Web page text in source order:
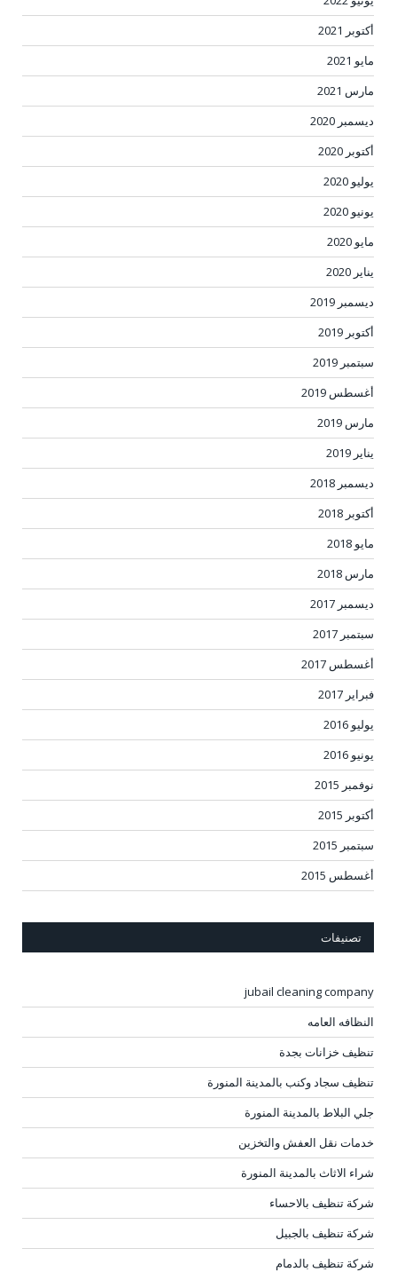
أكتوبر 2021
مايو 2021
مارس 2021
ديسمبر 2020
أكتوبر 2020
يوليو 2020
يونيو 2020
مايو 2020
يناير 2020
ديسمبر 2019
أكتوبر 2019
سبتمبر 2019
أغسطس 2019
مارس 2019
يناير 2019
ديسمبر 2018
أكتوبر 2018
مايو 2018
مارس 2018
ديسمبر 2017
سبتمبر 2017
أغسطس 2017
فبراير 2017
يوليو 2016
يونيو 2016
نوفمبر 2015
أكتوبر 2015
سبتمبر 2015
أغسطس 2015
تصنيفات
jubail cleaning company
النظافه العامه
تنظيف خزانات بجدة
تنظيف سجاد وكنب بالمدينة المنورة
جلي البلاط بالمدينة المنورة
خدمات نقل العفش والتخزين
شراء الاثاث بالمدينة المنورة
شركة تنظيف بالاحساء
شركة تنظيف بالجبيل
شركة تنظيف بالدمام